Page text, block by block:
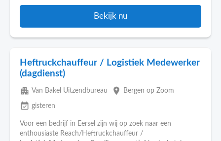
Bekijk nu
Heftruckchauffeur / Logistiek Medewerker
(dagdienst)
apartment Van Bakel Uitzendbureau place Bergen op Zoom
event_available gisteren
Voor een bedrijf in Eersel zijn wij op zoek naar een
enthousiaste Reach/Heftruckchauffeur /